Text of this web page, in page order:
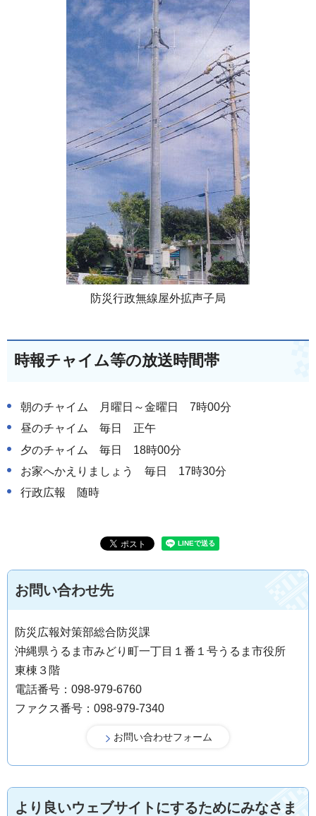
防災行政無線屋外拡声子局
時報チャイム等の放送時間帯
朝のチャイム 月曜日～金曜日 7時00分
昼のチャイム 毎日 正午
夕のチャイム 毎日 18時00分
お家へかえりましょう 毎日 17時30分
行政広報 随時
お問い合わせ先
防災広報対策部総合防災課
沖縄県うるま市みどり町一丁目１番１号うるま市役所
東棟３階
電話番号：098-979-6760
ファクス番号：098-979-7340
より良いウェブサイトにするためにみなさま